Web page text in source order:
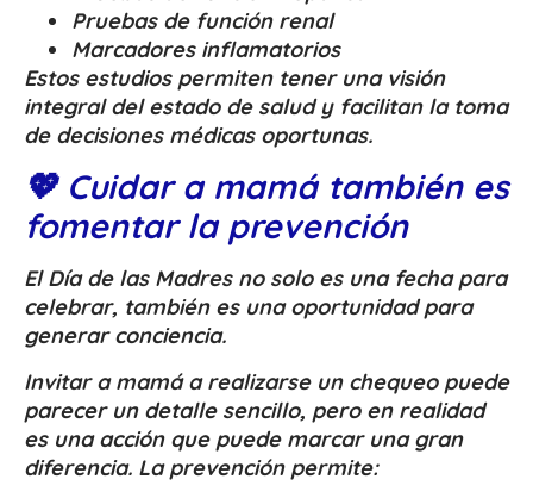
Pruebas de función renal
Marcadores inflamatorios
Estos estudios permiten tener una visión
integral del estado de salud y facilitan la toma
de decisiones médicas oportunas.
💖 Cuidar a mamá también es
fomentar la prevención
El Día de las Madres no solo es una fecha para
celebrar, también es una oportunidad para
generar conciencia.
Invitar a mamá a realizarse un chequeo puede
parecer un detalle sencillo, pero en realidad
es una acción que puede marcar una gran
diferencia. La prevención permite: